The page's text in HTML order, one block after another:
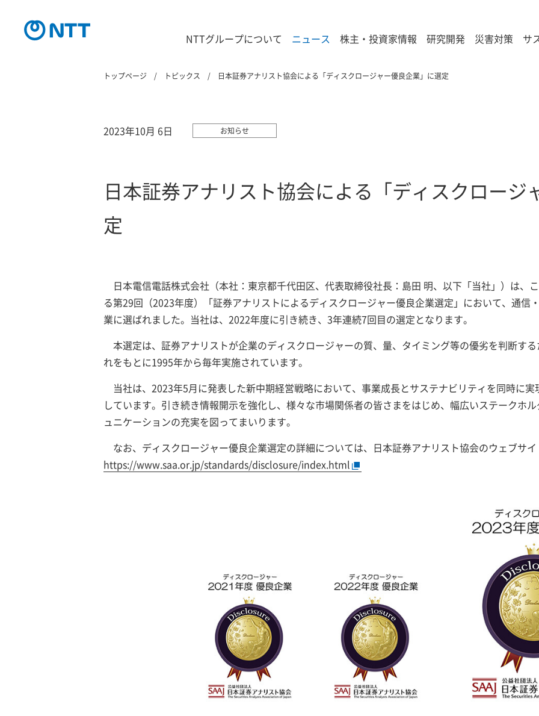
NTTグループについて ニュース 株主・投資家情報 研究開発 災害対策 サ
トップページ トピックス 日本証券アナリスト協会による「ディスクロージャー優良企業」に選定
2023年10月 6日 お知らせ
日本証券アナリスト協会による「ディスクロージ
定
日本電信電話株式会社（本社：東京都千代田区、代表取締役社長：島田 明、以下「当社」）は、
る第29回（2023年度）「証券アナリストによるディスクロージャー優良企業選定」において、通信
業に選ばれました。当社は、2022年度に引き続き、3年連続7回目の選定となります。
本選定は、証券アナリストが企業のディスクロージャーの質、量、タイミング等の優劣を判断す
れをもとに1995年から毎年実施されています。
当社は、2023年5月に発表した新中期経営戦略において、事業成長とサステナビリティを同時に
しています。引き続き情報開示を強化し、様々な市場関係者の皆さまをはじめ、幅広いステークホ
ュニケーションの充実を図ってまいります。
なお、ディスクロージャー優良企業選定の詳細については、日本証券アナリスト協会のウェブサイ
https://www.saa.or.jp/standards/disclosure/index.html